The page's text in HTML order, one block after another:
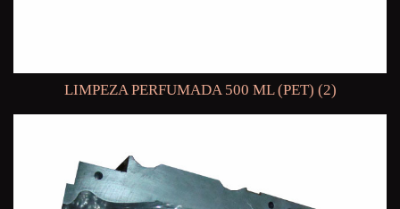
LIMPEZA PERFUMADA 500 ML (PET) (2)